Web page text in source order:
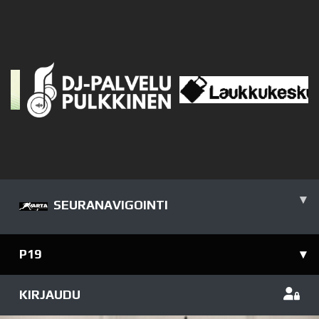
SEURANAVIGOINTI ▾
P19 ▾
KIRJAUDU